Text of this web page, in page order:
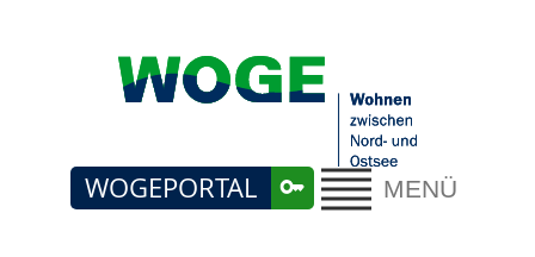
MENÜ
WOGEPORTAL